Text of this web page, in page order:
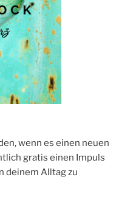
wenn es einen neuen
gratis einen Impuls
deinem Alltag zu